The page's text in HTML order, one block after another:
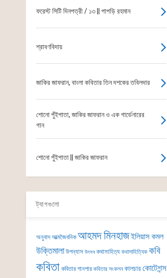
ফরেস্ট সিটি দিনপত্রী / ১৩ || পাপড়ি রহমান
শ্রাবণবিদায়
জাকির জাফরান, বাংলা কবিতার তিন দশকের তবিলদার
শোনো পুঁইপাতা, জাকির জাফরান ও এক গার্ডেনারের
গান
শোনো পুঁইপাতা || জাকির জাফরান
ট্যাগগুলো
অনুবাদ আত্মজৈবনিক আহমদ মিনহাজইলিয়াস কমল
উক্তিমালা উপন্যাস উৎসব কথাসাহিত্য কথাসাহিত্যিক কবি
কবিতা কবিতার গানপার কবিতার সংকলন কালচারকোটেশন্স